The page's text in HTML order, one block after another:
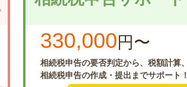
330,000円〜
相続税申告の要否判定から、 税額計算、
相続税申告の作成・提出までサポート！